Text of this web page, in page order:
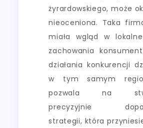
żyrardowskiego, może
nieoceniona. Taka
miała wgląd w
zachowania
działania konkurencji
w tym samym
pozwala na
precyzyjnie
strategii, która